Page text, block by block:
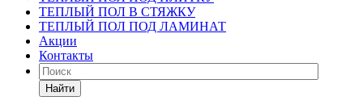
ТЕПЛЫЙ ПОЛ В СТЯЖКУ
ТЕПЛЫЙ ПОЛ ПОД ЛАМИНАТ
Акции
Контакты
Найти